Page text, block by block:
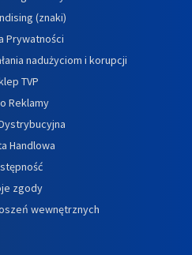
(znaki)
Prywatności
nadużyciom i korupcji
TVP
Reklamy
Handlowa
zgody
wewnętrznych